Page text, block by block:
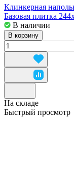
Клинкерная
Базовая плитка
В наличии
В корзину
На складе
Быстрый просмотр